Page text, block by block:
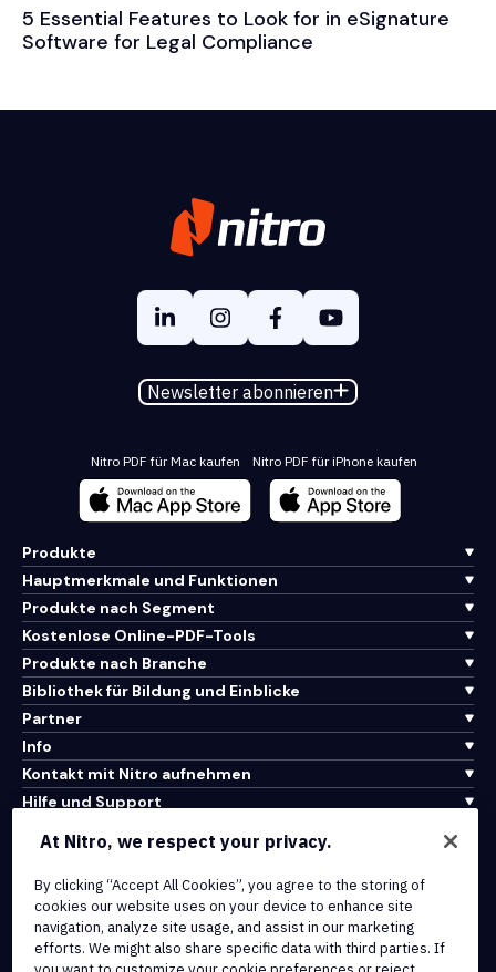
5 Essential Features to Look for in eSignature
Software for Legal Compliance
Newsletter abonnieren
Nitro PDF für Mac kaufen Nitro PDF für iPhone kaufen
Produkte
Hauptmerkmale und Funktionen
Produkte nach Segment
Kostenlose Online-PDF-Tools
Produkte nach Branche
Bibliothek für Bildung und Einblicke
Partner
Info
Kontakt mit Nitro aufnehmen
Hilfe und Support
Nutzungsbedingungen
Cookie-Richtlinie
Copyright-Richtlinie
Alle Bedingungen und Richtlinien
At Nitro, we respect your privacy.
By clicking “Accept All Cookies”, you agree to the storing of
cookies our website uses on your device to enhance site
navigation, analyze site usage, and assist in our marketing
efforts. We might also share specific data with third parties. If